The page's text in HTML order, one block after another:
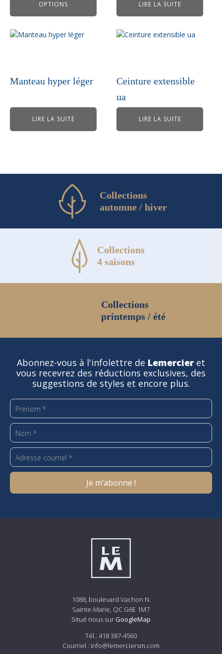
OPTIONS
la
page
du
LIRE LA SUITE
Manteau hyper léger
LIRE LA SUITE
Ceinture extensible
ua
LIRE LA SUITE
Collections
automne / hiver
Collections
4 saisons
Collections
printemps / été
Abonnez-vous à l'infolettre de Lemercier et
vous recevrez des réductions exclusives, des
suggestions de styles et encore plus.
1088, boulevard Vachon N.
Sainte-Marie, QC G6E 1M7
Situé nous sur GoogleMap
Tél.: 418 387-4560
Courriel : info@lemerciersm.com